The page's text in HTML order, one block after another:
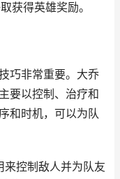
获得英雄奖励。
巧非常重要。大乔
要以控制、治疗和
和时机，可以为队
控制敌人并为队友